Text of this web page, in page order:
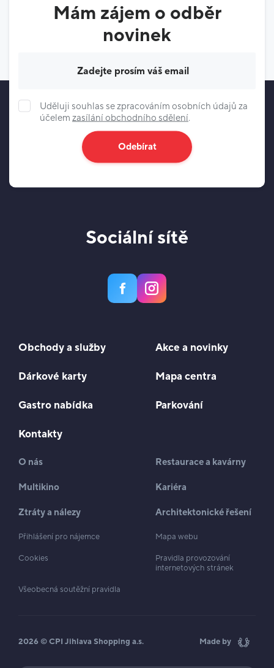
Mám zájem o odběr
novinek
Uděluji souhlas se zpracováním osobních údajů za
účelem zasílání obchodního sdělení.
Odebírat
Sociální sítě
Obchody a služby Akce a novinky
Dárkové karty Mapa centra
Gastro nabídka Parkování
Kontakty
O nás Restaurace a kavárny
Multikino Kariéra
Ztráty a nálezy Architektonické řešení
Přihlášení pro nájemce Mapa webu
Cookies
Pravidla provozování
internetových stránek
Všeobecná soutěžní pravidla
2026 © CPI Jihlava Shopping a.s. Made by